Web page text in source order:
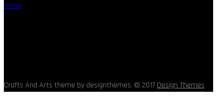
Home
Crafts And Arts theme by designthemes. © 2017Design Themes